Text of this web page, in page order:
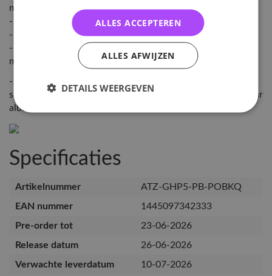
mandatory.
- You will receive an unsealed album.
- Photocards are sorted on a first-come, first-served basis.
- We cannot guarantee that we will send your favorite
member's photocard.
- Initially, we will dispatch orders without photocard
sorting, so you might have to wait a few extra days for your
album.
Specificaties
Artikelnummer
ATZ-GHP5-PB-POBKQ
EAN nummer
1445097342333
Pre-order tot
23-06-2026
Release datum
26-06-2026
Verwachte leverdatum
10-07-2026
ALLES ACCEPTEREN
ALLES AFWIJZEN
DETAILS WEERGEVEN